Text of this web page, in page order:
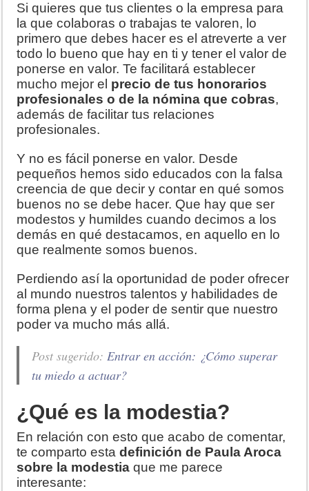
Si quieres que tus clientes o la empresa para
la que colaboras o trabajas te valoren, lo
primero que debes hacer es el atreverte a ver
todo lo bueno que hay en ti y tener el valor de
ponerse en valor. Te facilitará establecer
mucho mejor el precio de tus honorarios
profesionales o de la nómina que cobras,
además de facilitar tus relaciones
profesionales.
Y no es fácil ponerse en valor. Desde
pequeños hemos sido educados con la falsa
creencia de que decir y contar en qué somos
buenos no se debe hacer. Que hay que ser
modestos y humildes cuando decimos a los
demás en qué destacamos, en aquello en lo
que realmente somos buenos.
Perdiendo así la oportunidad de poder ofrecer
al mundo nuestros talentos y habilidades de
forma plena y el poder de sentir que nuestro
poder va mucho más allá.
Post sugerido:Entrar en acción: ¿Cómo superar
tu miedo a actuar?
¿Qué es la modestia?
En relación con esto que acabo de comentar,
te comparto esta definición de Paula Aroca
sobre la modestiaque me parece
interesante: